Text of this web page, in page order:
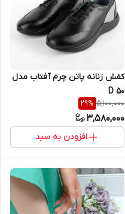
کفش زنانه پاتن چرم آفتاب مدل
D 50
5,100,000
29%
3,580,000
افزودن به سبد